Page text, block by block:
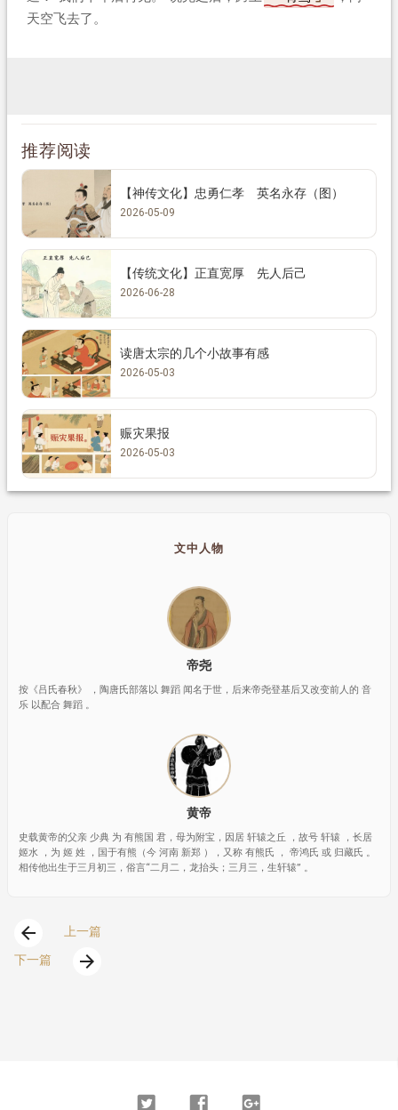
天空飞去了。
推荐阅读
【神传文化】忠勇仁孝 英名永存（图）
2026-05-09
【传统文化】正直宽厚 先人后己
2026-06-28
读唐太宗的几个小故事有感
2026-05-03
赈灾果报
2026-05-03
文中人物
帝尧
按《吕氏春秋》 ，陶唐氏部落以 舞蹈 闻名于世，后来帝尧登基后又改变前人的 音
乐 以配合 舞蹈 。
黄帝
史载黄帝的父亲 少典 为 有熊国 君，母为附宝，因居 轩辕之丘 ，故号 轩辕 ，长居
姬水 ，为 姬 姓 ，国于有熊（今 河南 新郑 ），又称 有熊氏 ， 帝鸿氏 或 归藏氏 。
相传他出生于三月初三，俗言“二月二，龙抬头；三月三，生轩辕” 。
arrow_back
上一篇
下一篇
arrow_forward